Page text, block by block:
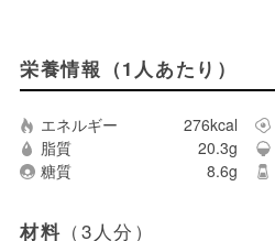
栄養情報（1人あたり）
エネルギー 276kcal
脂質
20.3g
糖質
8.6g
材料 （3人分）